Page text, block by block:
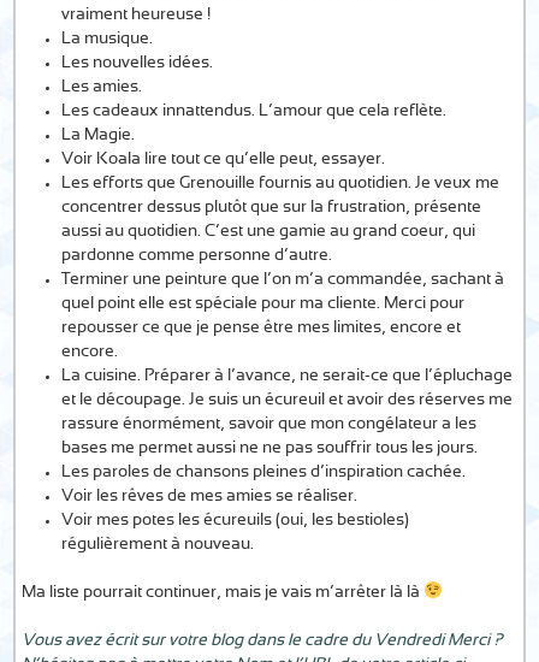
vraiment heureuse !
La musique.
Les nouvelles idées.
Les amies.
Les cadeaux innattendus. L’amour que cela reflète.
La Magie.
Voir Koala lire tout ce qu’elle peut, essayer.
Les efforts que Grenouille fournis au quotidien. Je veux me
concentrer dessus plutôt que sur la frustration, présente
aussi au quotidien. C’est une gamie au grand coeur, qui
pardonne comme personne d’autre.
Terminer une peinture que l’on m’a commandée, sachant à
quel point elle est spéciale pour ma cliente. Merci pour
repousser ce que je pense être mes limites, encore et
encore.
La cuisine. Préparer à l’avance, ne serait-ce que l’épluchage
et le découpage. Je suis un écureuil et avoir des réserves me
rassure énormément, savoir que mon congélateur a les
bases me permet aussi ne ne pas souffrir tous les jours.
Les paroles de chansons pleines d’inspiration cachée.
Voir les rêves de mes amies se réaliser.
Voir mes potes les écureuils (oui, les bestioles)
régulièrement à nouveau.
Ma liste pourrait continuer, mais je vais m’arrêter là là
Vous avez écrit sur votre blog dans le cadre du Vendredi Merci ?